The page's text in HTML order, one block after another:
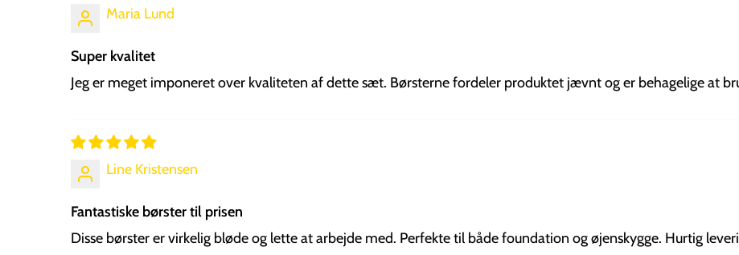
Maria Lund
Super kvalitet
Jeg er meget imponeret over kvaliteten af dette sæt. Børsterne fordeler produktet jævnt og er behagelige at
Line Kristensen
Fantastiske børster til prisen
Disse børster er virkelig bløde og lette at arbejde med. Perfekte til både foundation og øjenskygge. Hurtig